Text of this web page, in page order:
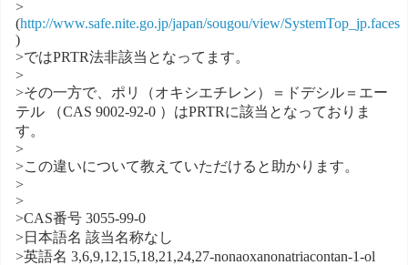
>
(http://www.safe.nite.go.jp/japan/sougou/view/SystemTop_jp.faces
)
>ではPRTR法非該当となってます。
>
>その一方で、ポリ（オキシエチレン）＝ドデシル＝エー
テル （CAS 9002-92-0 ）はPRTRに該当となっておりま
す。
>
>この違いについて教えていただけると助かります。
>
>
>CAS番号 3055-99-0
>日本語名 該当名称なし
>英語名 3,6,9,12,15,18,21,24,27-nonaoxanonatriacontan-1-ol